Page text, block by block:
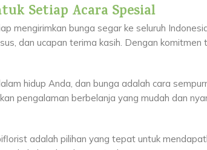
Setiap Acara Spesial
mengirimkan bunga segar ke seluruh
dan ucapan terima kasih. Dengan
hidup Anda, dan bunga adalah cara
pengalaman berbelanja yang mudah dan
adalah pilihan yang tepat untuk